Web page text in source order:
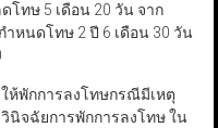
โทษ 5 เดือน 20 วัน จาก
ำหนดโทษ 2 ปี 6 เดือน 30 วัน
ห้พักการลงโทษกรณีมีเหตุ
นิจฉัยการพักการลงโทษ ใน